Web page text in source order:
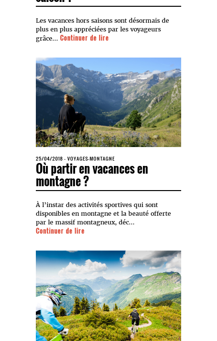
Les vacances hors saisons sont désormais de
plus en plus appréciées par les voyageurs
grâce... Continuer de lire
25/04/2018 - VOYAGES-MONTAGNE
Où partir en vacances en
montagne ?
À l’instar des activités sportives qui sont
disponibles en montagne et la beauté offerte
par le massif montagneux, déc...
Continuer de lire